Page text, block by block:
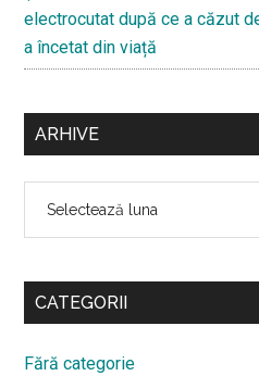
electrocutat după ce a căzut
a încetat din viață
ARHIVE
CATEGORII
Fără categorie